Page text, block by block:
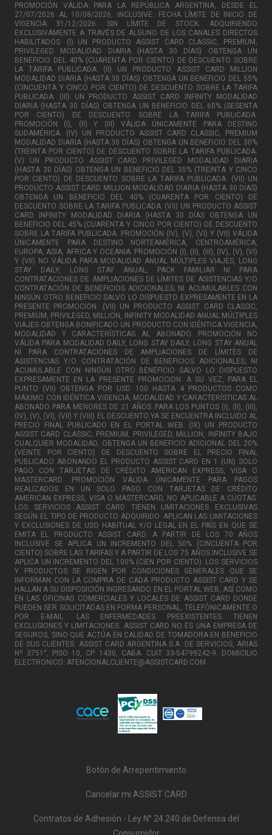
PROMOCIÓN VÁLIDA PARA LA REPÚBLICA ARGENTINA, DESDE EL
27/07/2026 AL 10/08/2026, INCLUSIVE. FECHA LÍMITE DE INICIO DE
VIGENCIA 31/12/2026. SIN LÍMITE DE STOCK. ADQUIRIENDO
EXCLUSIVAMENTE A TRAVÉS DE ALGUNO DE LOS CANALES DIRECTOS
HABILITADOS: (I) UN PRODUCTO ASSIST CARD CLASSIC, PREMIUM,
PRIVILEGED MODALIDAD DIARIA (HASTA 30 DÍAS) OBTENGA UN
BENEFICIO DEL 40% (CUARENTA POR CIENTO) DE DESCUENTO SOBRE
LA TARIFA PUBLICADA. (II) UN PRODUCTO ASSIST CARD MILLION
MODALIDAD DIARIA (HASTA 30 DÍAS) OBTENGA UN BENEFICIO DEL 55%
(CINCUENTA Y CINCO POR CIENTO) DE DESCUENTO SOBRE LA TARIFA
PUBLICADA. (III) UN PRODUCTO ASSIST CARD INFINITY MODALIDAD
DIARIA (HASTA 30 DÍAS) OBTENGA UN BENEFICIO DEL 60% (SESENTA
POR CIENTO) DE DESCUENTO SOBRE LA TARIFA PUBLICADA.
PROMOCIÓN (I), (II) Y (III) VÁLIDA ÚNICAMENTE PARA DESTINO
SUDAMÉRICA. (IV) UN PRODUCTO ASSIST CARD CLASSIC, PREMIUM
MODALIDAD DIARIA (HASTA 30 DÍAS) OBTENGA UN BENEFICIO DEL 30%
(TREINTA POR CIENTO) DE DESCUENTO SOBRE LA TARIFA PUBLICADA.
(V) UN PRODUCTO ASSIST CARD PRIVILEGED MODALIDAD DIARIA
(HASTA 30 DÍAS) OBTENGA UN BENEFICIO DEL 35% (TREINTA Y CINCO
POR CIENTO) DE DESCUENTO SOBRE LA TARIFA PUBLICADA. (VII) UN
PRODUCTO ASSIST CARD MILLION MODALIDAD DIARIA (HASTA 30 DÍAS)
OBTENGA UN BENEFICIO DEL 40% (CUARENTA POR CIENTO) DE
DESCUENTO SOBRE LA TARIFA PUBLICADA. (VII) UN PRODUCTO ASSIST
CARD INFINITY MODALIDAD DIARIA (HASTA 30 DÍAS OBTENGA UN
BENEFICIO DEL 45% (CUARENTA Y CINCO POR CIENTO) DE DESCUENTO
SOBRE LA TARIFA PUBLICADA. PROMOCIÓN (IV), (V), (VI) Y (VII) VÁLIDA
ÚNICAMENTE PARA DESTINO NORTEAMÉRICA, CENTROAMÉRICA,
EUROPA, ASIA, AFRICA Y OCEANIA. PROMOCIÓN (I), (II), (III), (IV), (V), (VI)
Y (VII) NO VÁLIDA PARA MODALIDAD ANUAL MÚLTIPLES VIAJES, LONG
STAY DAILY, LONG STAY ANUAL, PACK FAMILIAR NI PARA
CONTRATACIONES DE AMPLIACIONES DE LÍMITES DE ASISTENCIAS Y/O
CONTRATACIÓN DE BENEFICIOS ADICIONALES; NI ACUMULABLES CON
NINGÚN OTRO BENEFICIO SALVO LO DISPUESTO EXPRESAMENTE EN LA
PRESENTE PROMOCION. (VII) UN PRODUCTO ASSIST CARD CLASSIC,
PREMIUM, PRIVILEGED, MILLION, INFINITY MODALIDAD ANUAL MÚLTIPLES
VIAJES OBTENGA BONIFICADO UN PRODUCTO CON IDÉNTICA VIGENCIA,
MODALIDAD Y CARACTERÍSTICAS AL ABONADO. PROMOCIÓN NO
VÁLIDA PARA MODALIDAD DAILY, LONG STAY DAILY, LONG STAY ANUAL
NI PARA CONTRATACIONES DE AMPLIACIONES DE LÍMITES DE
ASISTENCIAS Y/O CONTRATACIÓN DE BENEFICIOS ADICIONALES; NI
ACUMULABLE CON NINGÚN OTRO BENEFICIO SALVO LO DISPUESTO
EXPRESAMENTE EN LA PRESENTE PROMOCION. A SU VEZ, PARA EL
PUNTO (VII) OBTENGA POR USD 100 HASTA 4 PRODUCTOS COMO
MÁXIMO CON IDÉNTICA VIGENCIA, MODALIDAD Y CARACTERÍSTICAS AL
ABONADO PARA MENORES DE 21 AÑOS. PARA LOS PUNTOS (I), (II), (III),
(IV), (V), (VI), (VII) Y (VIII) EL DESCUENTO YA SE ENCUENTRA INCLUIDO AL
PRECIO FINAL PUBLICADO EN EL PORTAL WEB. (IX) UN PRODUCTO
ASSIST CARD CLASSIC, PREMIUM, PRIVILEGED, MILLION, INFINITY BAJO
CUALQUIER MODALIDAD, OBTENGA UN BENEFICIO ADICIONAL DEL 20%
(VEINTE POR CIENTO) DE DESCUENTO SOBRE EL PRECIO FINAL
PUBLICADO ABONANDO EL PRODUCTO ASSIST CARD EN 1 (UN) SOLO
PAGO CON TARJETAS DE CRÉDITO AMERICAN EXPRESS, VISA O
MASTERCARD. PROMOCIÓN VÁLIDA ÚNICAMENTE PARA PAGOS
REALIZADOS EN UN SOLO PAGO CON TARJETAS DE CRÉDITO
AMERICAN EXPRESS, VISA O MASTERCARD, NO APLICABLE A CUOTAS.
LOS SERVICIOS ASSIST CARD TIENEN LIMITACIONES EXCLUSIVAS
SEGÚN EL TIPO DE PRODUCTO ADQUIRIDO. APLICAN LAS LIMITACIONES
Y EXCLUSIONES DE USO HABITUAL Y/O LEGAL EN EL PAÍS EN QUE SE
EMITA EL PRODUCTO ASSIST CARD. A PARTIR DE LOS 70 AÑOS
INCLUSIVE SE APLICA UN INCREMENTO DEL 50% (CINCUENTA POR
CIENTO) SOBRE LAS TARIFAS Y A PARTIR DE LOS 75 AÑOS INCLUSIVE SE
APLICA UN INCREMENTO DEL 100% (CIEN POR CIENTO). LOS SERVICIOS
Y PRODUCTOS SE RIGEN POR CONDICIONES GENERALES QUE SE
INFORMAN CON LA COMPRA DE CADA PRODUCTO ASSIST CARD Y SE
HALLAN A SU DISPOSICIÓN INGRESANDO EN EL PORTAL WEB, ASÍ COMO
EN LAS OFICINAS COMERCIALES Y LOCALES DE ASSIST CARD DONDE
PUEDEN SER SOLICITADAS EN FORMA PERSONAL, TELEFÓNICAMENTE O
POR E-MAIL. LAS ENFERMEDADES PREEXISTENTES TIENEN
EXCLUSIONES Y LIMITACIONES. ASSIST CARD NO ES UNA EMPRESA DE
SEGUROS, SINO QUE ACTÚA EN CALIDAD DE TOMADORA EN BENEFICIO
DE SUS CLIENTES. ASSIST CARD ARGENTINA S.A. DE SERVICIOS, ARIAS
Nº 3751°, PISO 10, CP 1430, CABA. CUIT 33-54799242-9. DOMICILIO
ELECTRONICO: ATENCIONALCLIENTE@ASSISTCARD.COM
Botón de Arrepentimiento
Cancelar mi ASSIST CARD
Contratos de Adhesión - Ley N° 24.240 de Defensa del